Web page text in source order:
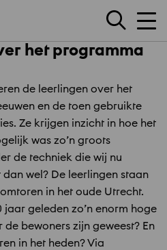
het programma
de leerlingen over het
en de toen gebruikte
Ze krijgen inzicht in hoe het
was zo’n groots
de techniek die wij nu
wel? De leerlingen staan
in het oude Utrecht.
geleden zo’n enorm hoge
bewoners zijn geweest? En
in het heden? Via